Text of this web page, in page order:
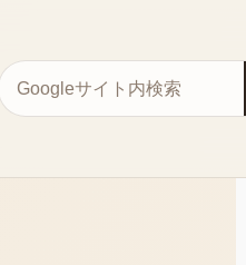
サイト内検索